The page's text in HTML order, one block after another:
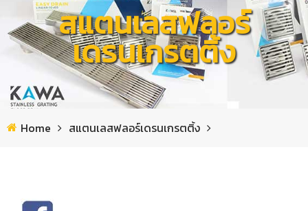
เกี่ยวกับเรา
ข้อมูลบริษัท
มาตรฐานระบบและการรับรองคุณภาพ
นโยบายบริษัท
สินค้าแม่น้ำ
สแตนเลส เวดจ์ เกรตติ้ง | ฟลอร์เดรนระบายน้ำ
เส้นสเตนเลสตกแต่ง งานสถาปัตยกรรม
คำถาม – คำตอบ
ห้องสมุดความรู้สแตนเลส
ข่าวสาร/กิจกรรม
สแตนเลสฟลอร์
เดรนเกรตติ้ง
Home สแตนเลสฟลอร์เดรนเกรตติ้ง